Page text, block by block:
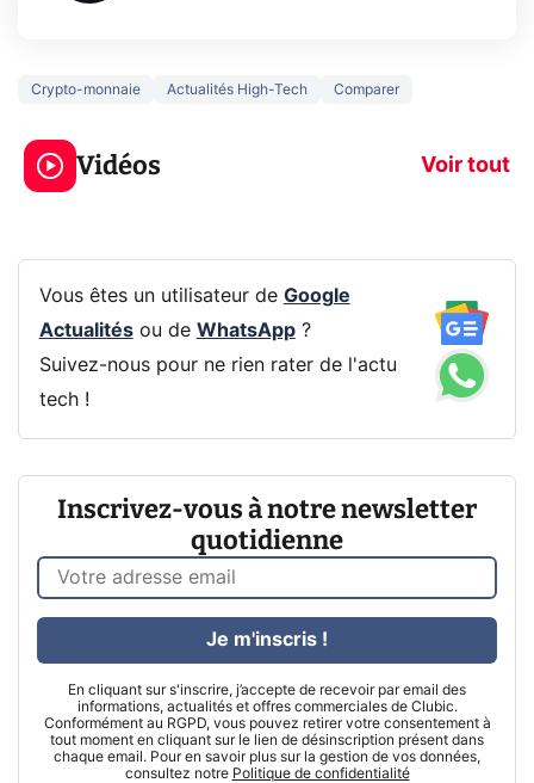
Crypto-monnaie Actualités High-Tech Comparer
Vidéos Voir tout
5 générations de
jeux dans la
prochaine Xbox !
Ce que vous
navigation
Vous êtes un utilisateur de Google
Actualitésou de WhatsApp?
Suivez-nous pour ne rien rater de l'actu
tech !
Inscrivez-vous à notre newsletter
quotidienne
En cliquant sur s'inscrire, j’accepte de recevoir par email des
informations, actualités et offres commerciales de Clubic.
Conformément au RGPD, vous pouvez retirer votre consentement à
tout moment en cliquant sur le lien de désinscription présent dans
chaque email. Pour en savoir plus sur la gestion de vos données,
consultez notre Politique de confidentialité
Je m'inscris !